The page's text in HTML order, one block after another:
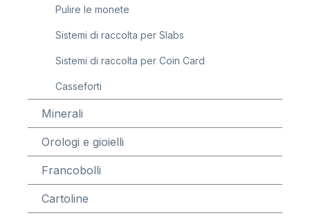
Pulire le monete
Sistemi di raccolta per Slabs
Sistemi di raccolta per Coin Card
Casseforti
Minerali
Orologi e gioielli
Francobolli
Cartoline